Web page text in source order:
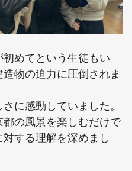
めてという生徒もい
物の迫力に圧倒されま
に感動していました。
の風景を楽しむだけで
する理解を深めまし